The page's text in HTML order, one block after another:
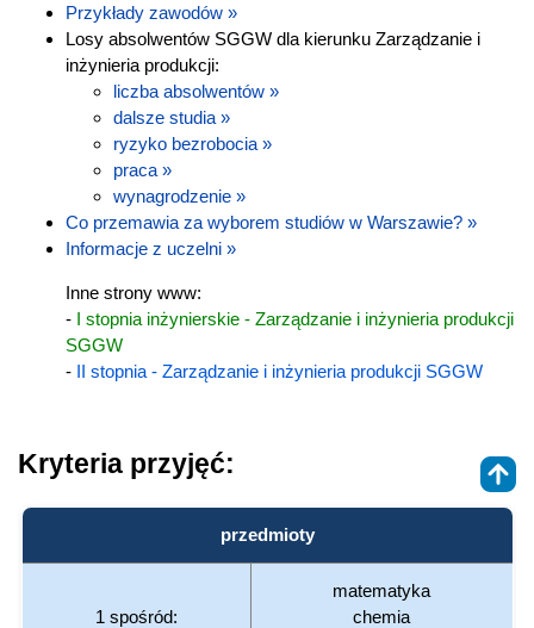
Przykłady zawodów »
Losy absolwentów SGGW dla kierunku Zarządzanie i
inżynieria produkcji:
liczba absolwentów »
dalsze studia »
ryzyko bezrobocia »
praca »
wynagrodzenie »
Co przemawia za wyborem studiów w Warszawie? »
Informacje z uczelni »
Inne strony www:
- I stopnia inżynierskie - Zarządzanie i inżynieria produkcji
SGGW
- II stopnia - Zarządzanie i inżynieria produkcji SGGW
Kryteria przyjęć:
przedmioty
1 spośród:
matematyka
chemia